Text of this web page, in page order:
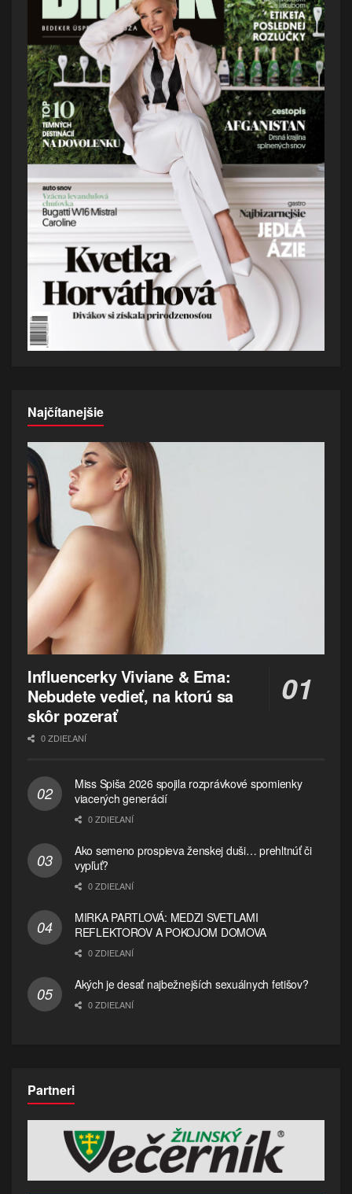
Najčítanejšie
Influencerky Viviane & Ema:
Nebudete vedieť, na ktorú sa
skôr pozerať
0 ZDIEĽANÍ
Miss Spiša 2026 spojila rozprávkové spomienky
viacerých generácií
0 ZDIEĽANÍ
Ako semeno prospieva ženskej duši… prehltnúť či
vypľuť?
0 ZDIEĽANÍ
MIRKA PARTLOVÁ: MEDZI SVETLAMI
REFLEKTOROV A POKOJOM DOMOVA
0 ZDIEĽANÍ
Akých je desať najbežnejších sexuálnych fetišov?
0 ZDIEĽANÍ
Partneri